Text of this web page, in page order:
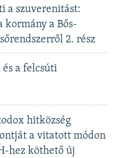
a szuverenitást:
kormány a Bős-
2. rész
a felcsúti
hitközség
a vitatott módon
hez köthető új